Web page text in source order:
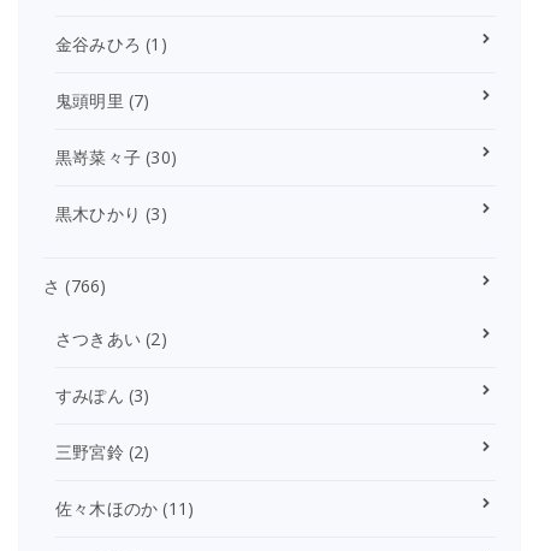
金谷みひろ (1)
鬼頭明里 (7)
黒嵜菜々子 (30)
黒木ひかり (3)
さ (766)
さつきあい (2)
すみぽん (3)
三野宮鈴(2)
佐々木ほのか (11)